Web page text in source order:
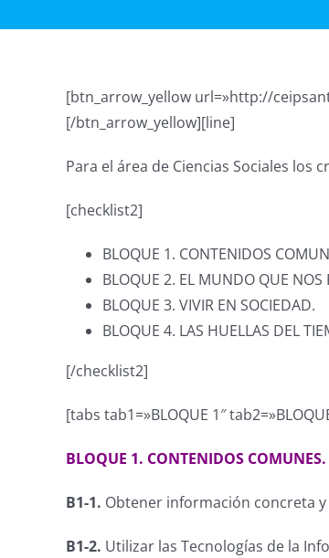
[btn_arrow_yellow url=»http://
[/btn_arrow_yellow][line]
Para el área de Ciencias Sociales
[checklist2]
BLOQUE 1. CONTENIDOS
BLOQUE 2. EL MUNDO QUE NOS
BLOQUE 3. VIVIR EN SOCIEDAD.
BLOQUE 4. LAS HUELLAS DEL
[/checklist2]
[tabs tab1=»BLOQUE 1″
BLOQUE 1. CONTENIDOS COMUNES.
B1-1. Obtener información concreta
B1-2. Utilizar las Tecnologías de la